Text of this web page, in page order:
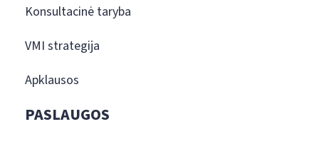
Konsultacinė taryba
VMI strategija
Apklausos
PASLAUGOS